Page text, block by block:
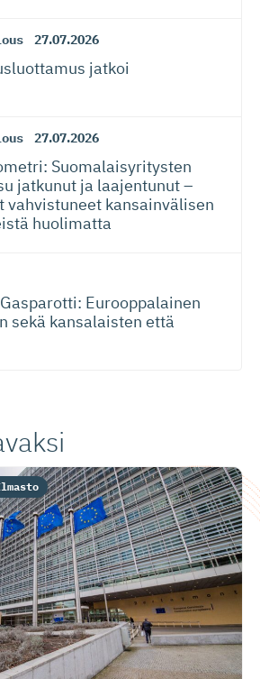
27.07.2026
jatkoi
27.07.2026
Suomalaisy­ri­tysten
jatkunut ja laajentunut –
vahvistuneet kansainvälisen
huolimatta
Eurooppalainen
sekä kansalaisten että